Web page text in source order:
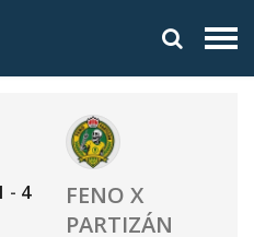
- 4
FENO X
PARTIZÁN